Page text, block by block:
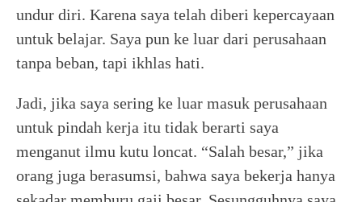
undur diri. Karena saya telah diberi kepercayaan
untuk belajar. Saya pun ke luar dari perusahaan
tanpa beban, tapi ikhlas hati.
Jadi, jika saya sering ke luar masuk perusahaan
untuk pindah kerja itu tidak berarti saya
menganut ilmu kutu loncat. “Salah besar,” jika
orang juga berasumsi, bahwa saya bekerja hanya